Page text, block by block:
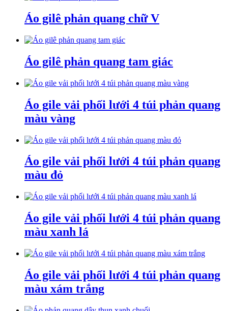
Áo gilê phản quang chữ V
Áo gilê phản quang tam giác
Áo gile vải phối lưới 4 túi phản quang
màu vàng
Áo gile vải phối lưới 4 túi phản quang
màu đỏ
Áo gile vải phối lưới 4 túi phản quang
màu xanh lá
Áo gile vải phối lưới 4 túi phản quang
màu xám trắng